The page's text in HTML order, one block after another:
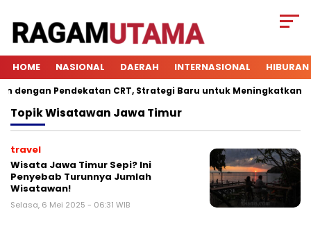
HOME NASIONAL DAERAH INTERNASIONAL HIBURAN
dengan Pendekatan CRT, Strategi Baru untuk Meningkatkan
TopikWisatawan Jawa Timur
travel
Wisata Jawa Timur Sepi? Ini
Penyebab Turunnya Jumlah
Wisatawan!
Selasa, 6 Mei 2025 - 06:31 WIB